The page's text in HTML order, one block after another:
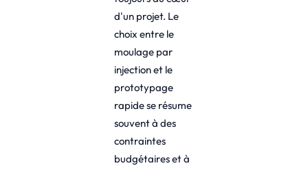
d'un projet. Le
choix entre le
moulage par
injection et le
prototypage
rapide se résume
souvent à des
contraintes
budgétaires et à